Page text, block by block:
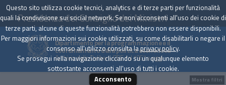
Presidenza del Consiglio dei Ministri
Dipartimento per la programmazione e il
coordinamento della politica economica
Archivio delle Delibere CIPE dal 1967 a oggi
Mostra filtri
Questo sito utilizza cookie tecnici, analytics e di terze parti per funzionalità
quali la condivisione sui social network. Se non acconsenti all'uso dei cookie di
terze parti, alcune di queste funzionalità potrebbero non essere disponibili.
Per maggiori informazioni sui cookie utilizzati, su come disabilitarli o negare il
consenso all'utilizzo consulta laprivacy policy.
Se prosegui nella navigazione cliccando su un qualunque elemento
sottostante acconsenti all'uso di tutti i cookie.
Acconsento